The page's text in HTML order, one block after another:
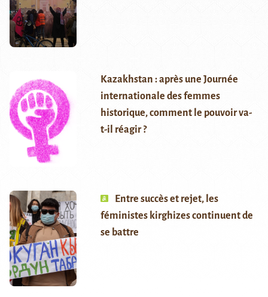
Kazakhstan : après une Journée
internationale des femmes
historique, comment le pouvoir va-
t-il réagir ?
Entre succès et rejet, les
féministes kirghizes continuent de
se battre